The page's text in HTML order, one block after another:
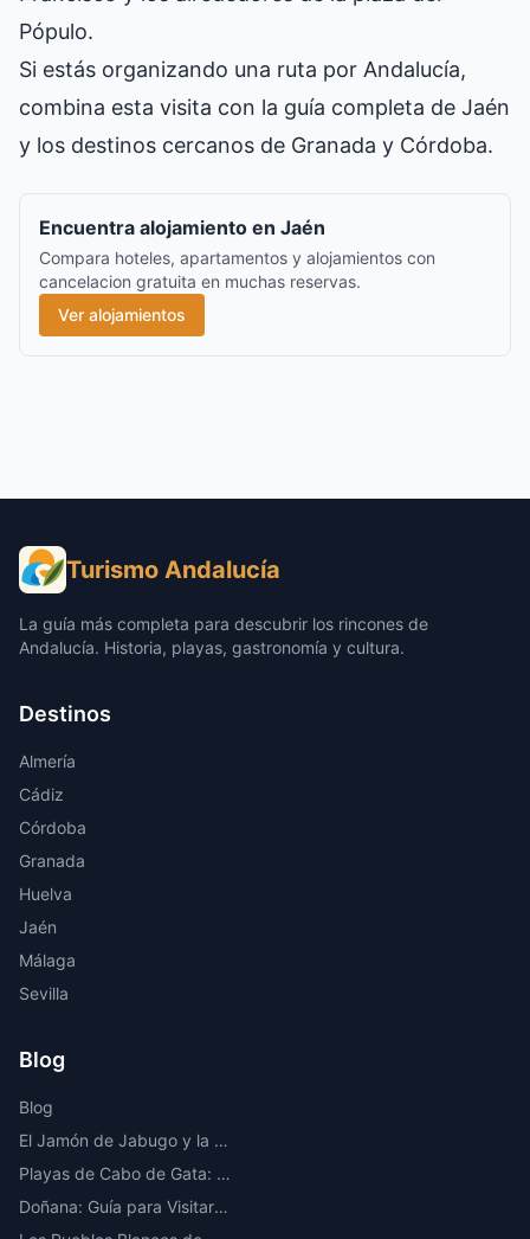
Pópulo.
Si estás organizando una ruta por Andalucía,
combina esta visita con la guía completa de Jaén
y los destinos cercanos de Granada y Córdoba.
Encuentra alojamiento en Jaén
Compara hoteles, apartamentos y alojamientos con
cancelacion gratuita en muchas reservas.
Ver alojamientos
Turismo Andalucía
La guía más completa para descubrir los rincones de
Andalucía. Historia, playas, gastronomía y cultura.
Destinos
Almería
Cádiz
Córdoba
Granada
Huelva
Jaén
Málaga
Sevilla
Blog
Blog
El Jamón de Jabugo y la Ruta del Ibérico en la Sierra de Huelva
Playas de Cabo de Gata: Las Mejores Calas y Playas Vírgenes de Almería
Doñana: Guía para Visitar el Parque Nacional Más Importante de Europa